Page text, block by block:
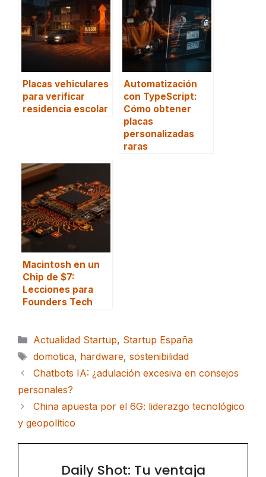
Placas vehiculares
para verificar
residencia escolar
Automatización
con TypeScript:
Cómo obtener
placas
personalizadas
raras
Macintosh en un
Chip de $7:
Lecciones para
Founders Tech
Categorías
Actualidad Startup, Startup España
Etiquetas
domotica, hardware, sostenibilidad
Chatbots IA: ¿adulación excesiva en consejos
personales?
China apuesta por el 6G: liderazgo tecnológico
y geopolítico
Daily Shot: Tu ventaja